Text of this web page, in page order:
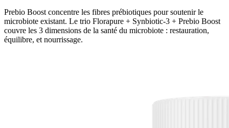
Prebio Boost concentre les fibres prébiotiques pour soutenir le
microbiote existant. Le trio Florapure + Synbiotic-3 + Prebio Boost
couvre les 3 dimensions de la santé du microbiote : restauration,
équilibre, et nourrissage.